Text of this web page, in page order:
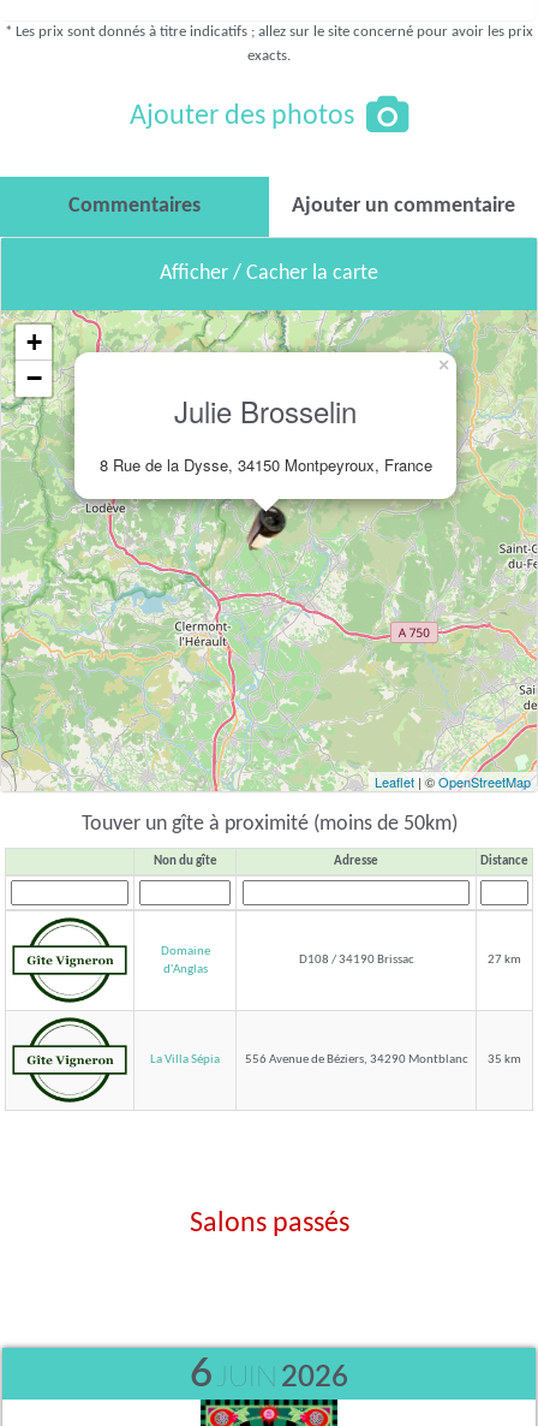
* Les prix sont donnés à titre indicatifs ; allez sur le site concerné pour avoir les prix
exacts.
Ajouter des photos
Commentaires Ajouter un commentaire
Afficher / Cacher la carte
Julie Brosselin
8 Rue de la Dysse, 34150 Montpeyroux, France
×
+
−
Leaflet | ©OpenStreetMap
Touver un gîte à proximité (moins de 50km)
Non du gîte Adresse Distance
Domaine
d'Anglas
D108 / 34190 Brissac 27 km
La Villa Sépia 556 Avenue de Béziers, 34290 Montblanc 35 km
Salons passés
6 JUIN 2026